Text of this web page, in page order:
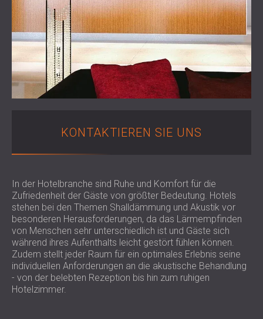
SCHAUMABSORBER, BASSFALLEN UND
DIFFUSOREN
AKUSTIKPLATTEN UND
SCHALLABSORBIERENDE PLATTEN
BLOG
FORSCHUNG UND ENTWICKLUNG
NEWS
VIDEO
REFERENZEN
MITGLIEDSCHAFTEN
ANWENDUNGEN
SCHALLSCHUTZ UND AKUSTIK FÜR
WOHNGEBÄUDE
SCHALLSCHUTZ UND AKUSTIK FÜR
INDUSTRIEGEBÄUDE
SCHALLSCHUTZ UND AKUSTIK FÜR
MASCHINEN UND ANLAGEN
SCHALLSCHUTZ UND AKUSTIK FÜR
SCHALLSCHUTZ UND AKUSTIK FÜR
LABORE UND PRÜFEINRICHTUNGEN
SCHALLSCHUTZ UND AKUSTIK FÜR
RESTAURANTS UND CLUBS
SCHALLSCHUTZ UND
AKUSTIKLÖSUNGEN FÜR HOTELS
SCHALLSCHUTZ UND AKUSTIK FÜR
HALLEN
SERVICES
AKUSTIK BERATUNG
AKUSTISCHE SIMULATION
AKUSTIKTECHNIK
BAUÜBERWACHUNG
BAUAUSFÜHRUNG
PROJEKTE
DOWNLOADBEREICH
ÖSTERREICH (AT)
БЪЛГАРИЯ (BG)
GREAT BRITAIN (GB)
DEUTSCHLAND (DE)
SRBIJA (RS)
ROMÂNIA (RO)
POLAND (PL)
FINLAND (FI)
SUCHE
KONTAKTIEREN SIE UNS
In der Hotelbranche sind Ruhe und Komfort für die
Zufriedenheit der Gäste von größter Bedeutung. Hotels
stehen bei den Themen Shalldämmung und Akustik vor
besonderen Herausforderungen, da das Lärmempfinden
von Menschen sehr unterschiedlich ist und Gäste sich
während ihres Aufenthalts leicht gestört fühlen können.
Zudem stellt jeder Raum für ein optimales Erlebnis seine
individuellen Anforderungen an die akustische Behandlung
- von der belebten Rezeption bis hin zum ruhigen
Hotelzimmer.